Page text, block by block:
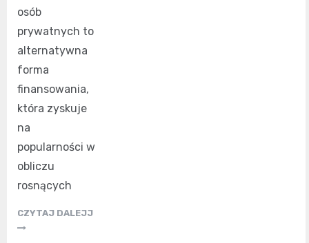
osób
prywatnych to
alternatywna
forma
finansowania,
która zyskuje
na
popularności w
obliczu
rosnących
CZYTAJ DALEJJ